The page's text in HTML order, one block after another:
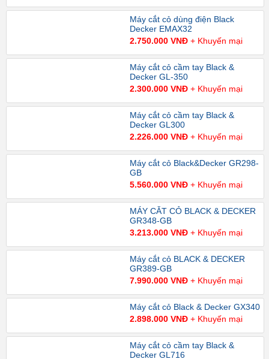
Máy cắt cỏ dùng điện Black
Decker EMAX32
2.750.000 VNĐ+ Khuyến mại
Máy cắt cỏ cầm tay Black &
Decker GL-350
2.300.000 VNĐ+ Khuyến mại
Máy cắt cỏ cầm tay Black &
Decker GL300
2.226.000 VNĐ+ Khuyến mại
Máy cắt cỏ Black&Decker GR298-
GB
5.560.000 VNĐ+ Khuyến mại
MÁY CẮT CỎ BLACK & DECKER
GR348-GB
3.213.000 VNĐ+ Khuyến mại
Máy cắt cỏ BLACK & DECKER
GR389-GB
7.990.000 VNĐ+ Khuyến mại
Máy cắt cỏ Black & Decker GX340
2.898.000 VNĐ+ Khuyến mại
Máy cắt cỏ cầm tay Black &
Decker GL716